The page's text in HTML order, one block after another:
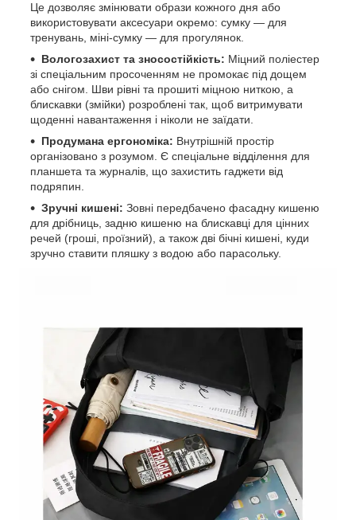
Це дозволяє змінювати образи кожного дня або
використовувати аксесуари окремо: сумку — для
тренувань, міні-сумку — для прогулянок.
Вологозахист та зносостійкість: Міцний поліестер
зі спеціальним просоченням не промокає під дощем
або снігом. Шви рівні та прошиті міцною ниткою, а
блискавки (змійки) розроблені так, щоб витримувати
щоденні навантаження і ніколи не заїдати.
Продумана ергономіка: Внутрішній простір
організовано з розумом. Є спеціальне відділення для
планшета та журналів, що захистить гаджети від
подряпин.
Зручні кишені: Зовні передбачено фасадну кишеню
для дрібниць, задню кишеню на блискавці для цінних
речей (гроші, проїзний), а також дві бічні кишені, куди
зручно ставити пляшку з водою або парасольку.